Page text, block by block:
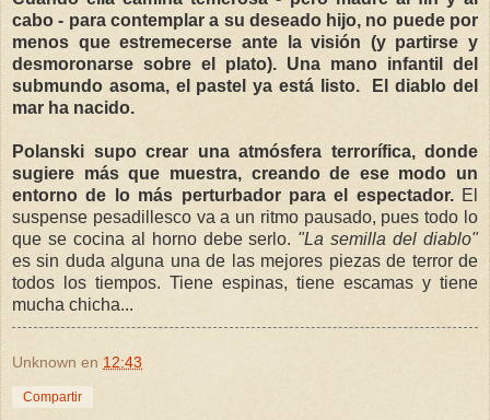
cabo - para contemplar a su deseado hijo, no puede por
menos que estremecerse ante la visión (y partirse y
desmoronarse sobre el plato). Una mano infantil del
submundo asoma, el pastel ya está listo. El diablo del
mar ha nacido.
Polanski supo crear una atmósfera terrorífica, donde
sugiere más que muestra, creando de ese modo un
entorno de lo más perturbador para el espectador. El
suspense pesadillesco va a un ritmo pausado, pues todo lo
que se cocina al horno debe serlo. "La semilla del diablo"
es sin duda alguna una de las mejores piezas de terror de
todos los tiempos. Tiene espinas, tiene escamas y tiene
mucha chicha...
Unknown en 12:43
Compartir